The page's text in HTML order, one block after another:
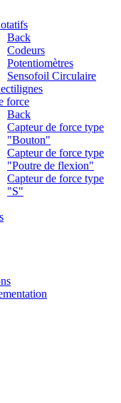
Back
Codeurs
Potentiomètres
Sensofoil Circulaire
force
Back
Capteur de force type
"Bouton"
Capteur de force type
"Poutre de flexion"
Capteur de force type
"S"